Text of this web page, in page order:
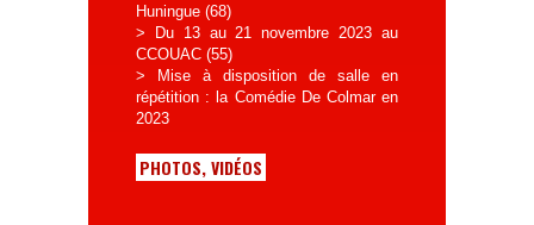
Huningue (68)
> Du 13 au 21 novembre 2023 au
CCOUAC (55)
> Mise à disposition de salle en
répétition : la Comédie De Colmar en
2023
PHOTOS, VIDÉOS